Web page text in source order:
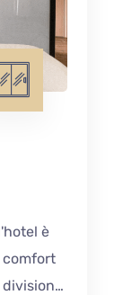
è
comfort
divisione